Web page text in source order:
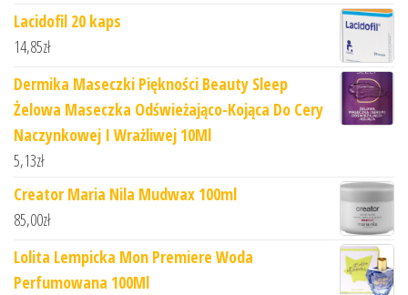
Lacidofil 20 kaps
14,85zł
Dermika Maseczki Piękności Beauty Sleep
Żelowa Maseczka Odświeżająco-Kojąca Do Cery
Naczynkowej I Wrażliwej 10Ml
5,13zł
Creator Maria Nila Mudwax 100ml
85,00zł
Lolita Lempicka Mon Premiere Woda
Perfumowana 100Ml